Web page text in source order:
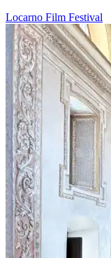
Locarno Film Festival